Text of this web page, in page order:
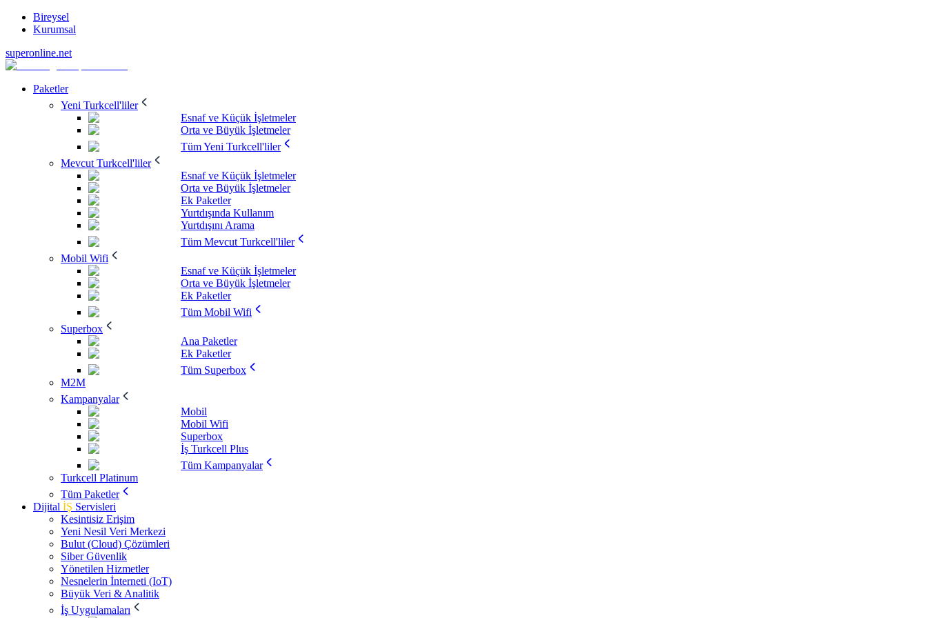
Bireysel
Kurumsal
superonline.net
Paketler
Yeni Turkcell'liler
Esnaf ve Küçük İşletmeler
Orta ve Büyük İşletmeler
Tüm Yeni Turkcell'liler
Mevcut Turkcell'liler
Esnaf ve Küçük İşletmeler
Orta ve Büyük İşletmeler
Ek Paketler
Yurtdışında Kullanım
Yurtdışını Arama
Tüm Mevcut Turkcell'liler
Mobil Wifi
Esnaf ve Küçük İşletmeler
Orta ve Büyük İşletmeler
Ek Paketler
Tüm Mobil Wifi
Superbox
Ana Paketler
Ek Paketler
Tüm Superbox
M2M
Kampanyalar
Mobil
Mobil Wifi
Superbox
İş Turkcell Plus
Tüm Kampanyalar
Turkcell Platinum
Tüm Paketler
Dijital İŞ Servisleri
Kesintisiz Erişim
Yeni Nesil Veri Merkezi
Bulut (Cloud) Çözümleri
Siber Güvenlik
Yönetilen Hizmetler
Nesnelerin İnterneti (IoT)
Büyük Veri & Analitik
İş Uygulamaları